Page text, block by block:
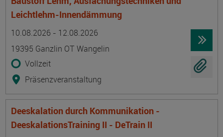
Leichtlehm-Innendämmung
10.08.2026 - 12.08.2026
19395 Ganzlin OT Wangelin
Vollzeit
Präsenzveranstaltung
Deeskalation durch Kommunikation -
DeeskalationsTraining II - DeTrain II